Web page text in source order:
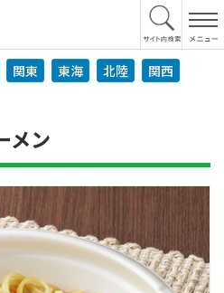
関東 東海 北陸
関西
メン